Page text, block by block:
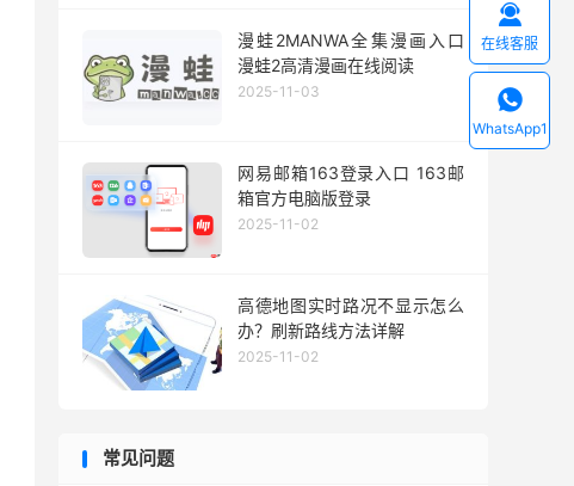
漫蛙2MANWA全集漫画入口
漫蛙2高清漫画在线阅读
2025-11-03
网易邮箱163登录入口 163邮
箱官方电脑版登录
2025-11-02
高德地图实时路况不显示怎么
办？刷新路线方法详解
2025-11-02
常见问题

在线客服

WhatsApp1